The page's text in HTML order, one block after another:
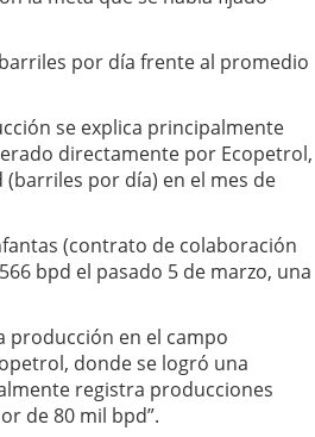
por día frente al promedio
se explica principalmente
directamente por Ecopetrol,
por día) en el mes de
(contrato de colaboración
bpd el pasado 5 de marzo, una
producción en el campo
donde se logró una
registra producciones
de 80 mil bpd”.